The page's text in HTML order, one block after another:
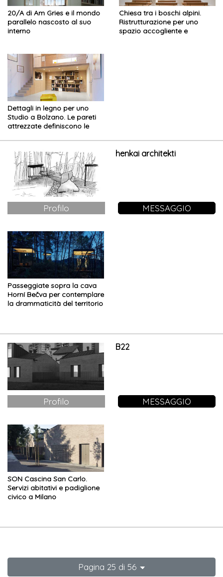
20/A di Am Gries e il mondo
parallelo nascosto al suo
interno
Chiesa tra i boschi alpini.
Ristrutturazione per uno
spazio accogliente e
Dettagli in legno per uno
Studio a Bolzano. Le pareti
attrezzate definiscono le
henkai architekti
Profilo MESSAGGIO
Passeggiate sopra la cava
Horní Bečva per contemplare
la drammaticità del territorio
B22
Profilo MESSAGGIO
SON Cascina San Carlo.
Servizi abitativi e padiglione
civico a Milano
Pagina 25 di 56